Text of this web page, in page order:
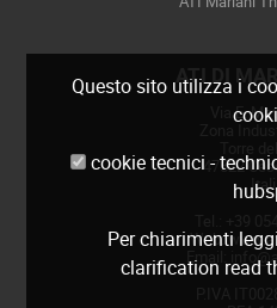
Questo sito utilizza i
cookie tecnici -
Per chiarimenti leggi
clarification read
ATI DI
Via E.
47522
Web:
Email: